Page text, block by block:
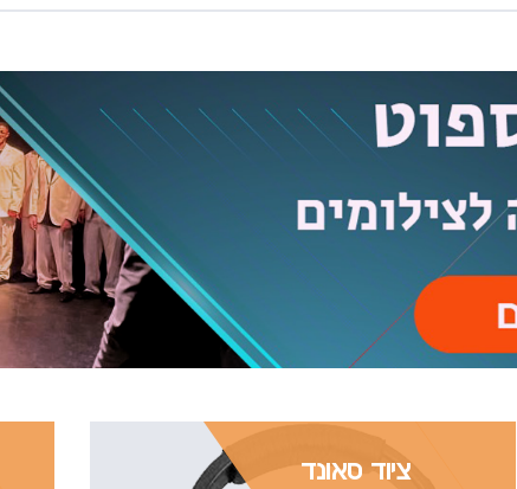
ציוד סאונד